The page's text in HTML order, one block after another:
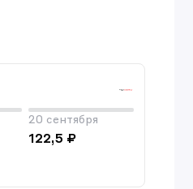
20 сентября
122,5 ₽